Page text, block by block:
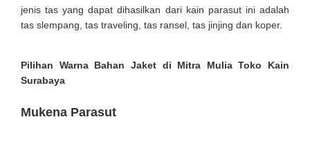
jenis tas yang dapat dihasilkan dari kain parasut ini adalah
tas slempang, tas traveling, tas ransel, tas jinjing dan koper.
Pilihan Warna Bahan Jaket di Mitra Mulia Toko Kain
Surabaya
Mukena Parasut